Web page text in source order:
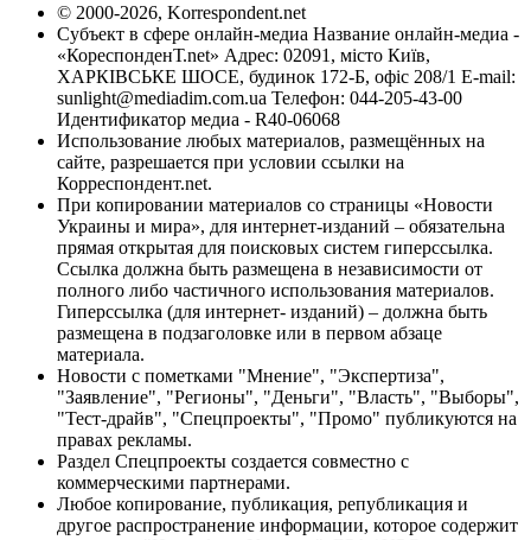
© 2000-2026, Korrespondent.net
Субъект в сфере онлайн-медиа Название онлайн-медиа -
«КореспонденТ.net» Адрес: 02091, місто Київ,
ХАРКІВСЬКЕ ШОСЕ, будинок 172-Б, офіс 208/1 E-mail:
sunlight@mediadim.com.ua Телефон: 044-205-43-00
Идентификатор медиа - R40-06068
Использование любых материалов, размещённых на
сайте, разрешается при условии ссылки на
Корреспондент.net.
При копировании материалов со страницы «Новости
Украины и мира», для интернет-изданий – обязательна
прямая открытая для поисковых систем гиперссылка.
Ссылка должна быть размещена в независимости от
полного либо частичного использования материалов.
Гиперссылка (для интернет- изданий) – должна быть
размещена в подзаголовке или в первом абзаце
материала.
Новости с пометками "Мнение", "Экспертиза",
"Заявление", "Регионы", "Деньги", "Власть", "Выборы",
"Тест-драйв", "Спецпроекты", "Промо" публикуются на
правах рекламы.
Раздел Спецпроекты создается совместно с
коммерческими партнерами.
Любое копирование, публикация, републикация и
другое распространение информации, которое содержит